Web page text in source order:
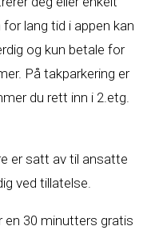
lang tid i appen kan
og kun betale for
På takparkering er
du rett inn i 2.etg.
er satt av til ansatte
ved tillatelse.
en 30 minutters gratis